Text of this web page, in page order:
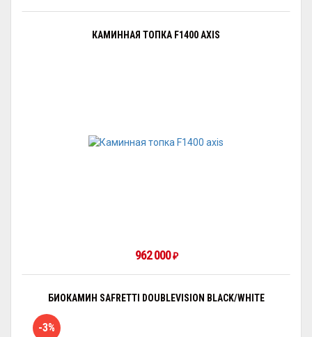
КАМИННАЯ ТОПКА F1400 AXIS
962 000₽
БИОКАМИН SAFRETTI DOUBLEVISION BLACK/WHITE
-3%